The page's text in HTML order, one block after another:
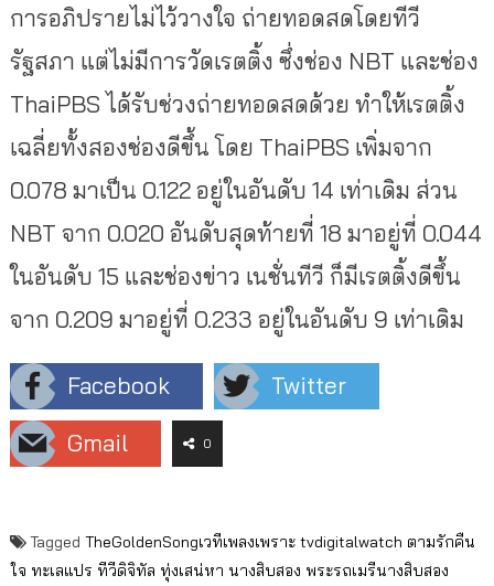
การอภิปรายไม่ไว้วางใจ ถ่ายทอดสดโดยทีวี
รัฐสภา แต่ไม่มีการวัดเรตติ้ง ซึ่งช่อง NBT และช่อง
ThaiPBS ได้รับช่วงถ่ายทอดสดด้วย ทำให้เรตติ้ง
เฉลี่ยทั้งสองช่องดีขึ้น โดย ThaiPBS เพิ่มจาก
0.078 มาเป็น 0.122 อยู่ในอันดับ 14 เท่าเดิม ส่วน
NBT จาก 0.020 อันดับสุดท้ายที่ 18 มาอยู่ที่ 0.044
ในอันดับ 15 และช่องข่าว เนชั่นทีวี ก็มีเรตติ้งดีขึ้น
จาก 0.209 มาอยู่ที่ 0.233 อยู่ในอันดับ 9 เท่าเดิม
Facebook
Twitter
Gmail
0
Tagged TheGoldenSongเวทีเพลงเพราะ tvdigitalwatch ตามรักคืน
ใจ ทะเลแปร ทีวีดิจิทัล ทุ่งเสน่หา นางสิบสอง พระรถเมรีนางสิบสอง